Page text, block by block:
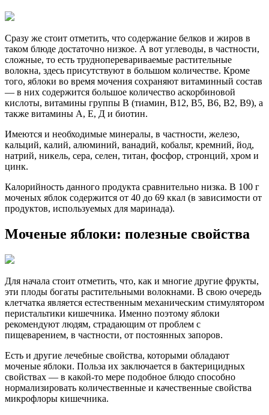
Сразу же стоит отметить, что содержание белков и жиров в
таком блюде достаточно низкое. А вот углеводы, в частности,
сложные, то есть трудноперевариваемые растительные
волокна, здесь присутствуют в большом количестве. Кроме
того, яблоки во время мочения сохраняют витаминный состав
— в них содержится большое количество аскорбиновой
кислоты, витамины группы В (тиамин, В12, В5, В6, В2, В9), а
также витамины А, Е, Д и биотин.
Имеются и необходимые минералы, в частности, железо,
кальций, калий, алюминий, ванадий, кобальт, кремний, йод,
натрий, никель, сера, селен, титан, фосфор, стронций, хром и
цинк.
Калорийность данного продукта сравнительно низка. В 100 г
моченых яблок содержится от 40 до 69 ккал (в зависимости от
продуктов, используемых для маринада).
Моченые яблоки: полезные свойства
Для начала стоит отметить, что, как и многие другие фрукты,
эти плоды богаты растительными волокнами. В свою очередь
клетчатка является естественным механическим стимулятором
перистальтики кишечника. Именно поэтому яблоки
рекомендуют людям, страдающим от проблем с
пищеварением, в частности, от постоянных запоров.
Есть и другие лечебные свойства, которыми обладают
моченые яблоки. Польза их заключается в бактерицидных
свойствах — в какой-то мере подобное блюдо способно
нормализировать количественные и качественные свойства
микрофлоры кишечника.